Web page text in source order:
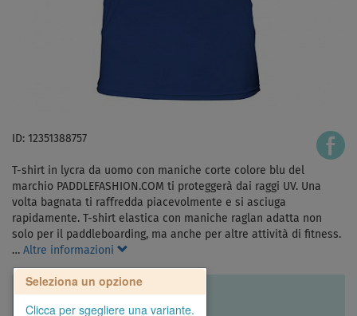
ID: 12351388757
T-shirt in lycra da uomo con maniche corte colore blu del
marchio PADDLEFASHION.COM ti proteggerà dai raggi UV. Una
volta bagnata ti raffredda piacevolmente e si asciuga
rapidamente. T-shirt elastica con maniche raglan adatta non
solo per il paddleboarding, ma anche per altre attività di fitness.
… Altre informazioni
Seleziona un opzione
Clicca per sgegliere una variante.